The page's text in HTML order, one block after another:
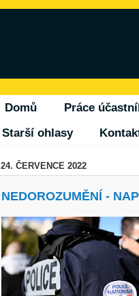
Domů Práce
Starší ohlasy
24. ČERVENCE 2022
NEDOROZUMĚNÍ -